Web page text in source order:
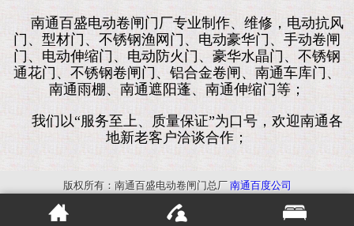
南通百盛电动卷闸门厂专业制作、维修，电动抗风
门、型材门、不锈钢渔网门、电动豪华门、手动卷闸
门、电动伸缩门、电动防火门、豪华水晶门、不锈钢
通花门、不锈钢卷闸门、铝合金卷闸、南通车库门、
南通雨棚、南通遮阳蓬、南通伸缩门等；
我们以“服务至上、质量保证”为口号，欢迎南通各
地新老客户洽谈合作；
版权所有：南通百盛电动卷闸门总厂 南通百度公司